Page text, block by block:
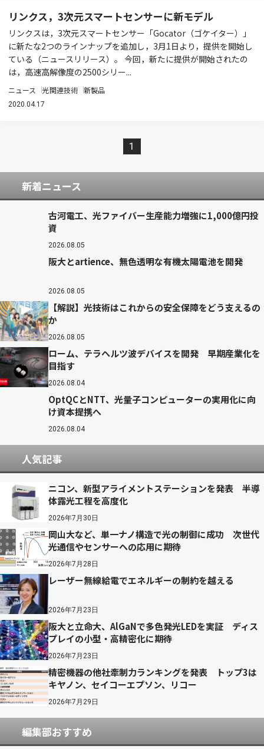
リンクス，3次元スマートセンサーに新モデル
リンクスは，3次元スマートセンサー「Gocator（ゴケイター）」
に新たな2つのラインナップを追加し，3月1日より，提供を開始し
ている（ニュースリリース）。 今回，新たに提供が開始されたの
は，高速高解像度の2500シリー...
ニュース 光関連技術 新製品
2020.04.17
1
新着ニュース
古河電工、光ファイバー生産能力増強に1,000億円投
資
2026.08.05
阪大とartience、無色透明な有機太陽電池を開発
2026.08.05
【解説】光技術はこれからの安全保障をどう支えるの
か
2026.08.05
ローム、テラヘルツ波デバイスを開発 早期産業化を
目指す
2026.08.04
OptQCとNTT、光量子コンピューターの実用化に向
け資本提携へ
2026.08.04
人気記事
ニコン、新型アライメントステーションを発表 半導
体露光工程を高度化
2026年7月30日
岡山大など、単一ナノ構造で光の制御に成功 次世代
光通信やセンサーへの応用に期待
2026年7月28日
レーザー無線給電でエネルギーの制約を越える
2026年7月23日
阪大と立命大、AlGaNで多色発光LEDを実証 ディス
プレイの小型・高精密化に期待
2026年7月23日
精密機器の他社牽制力ランキングを発表 トップ3は
キヤノン、セイコーエプソン、リコー
2026年7月29日
編集部おすすめ